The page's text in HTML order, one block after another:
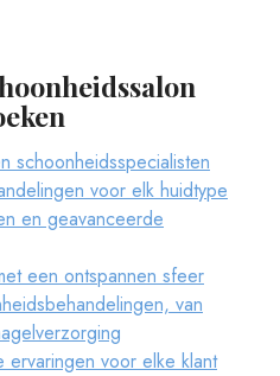
schoonheidsspecialisten
voor elk huidtype
en geavanceerde
een ontspannen sfeer
van
ervaringen voor elke klant